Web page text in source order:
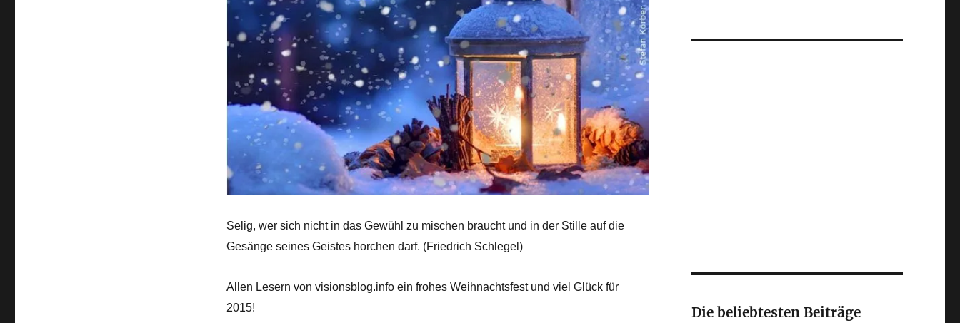
Selig, wer sich nicht in das Gewühl zu mischen braucht und in der Stille auf die
Gesänge seines Geistes horchen darf. (Friedrich Schlegel)
Allen Lesern von visionsblog.info ein frohes Weihnachtsfest und viel Glück für
2015!
Die beliebtesten Beiträge